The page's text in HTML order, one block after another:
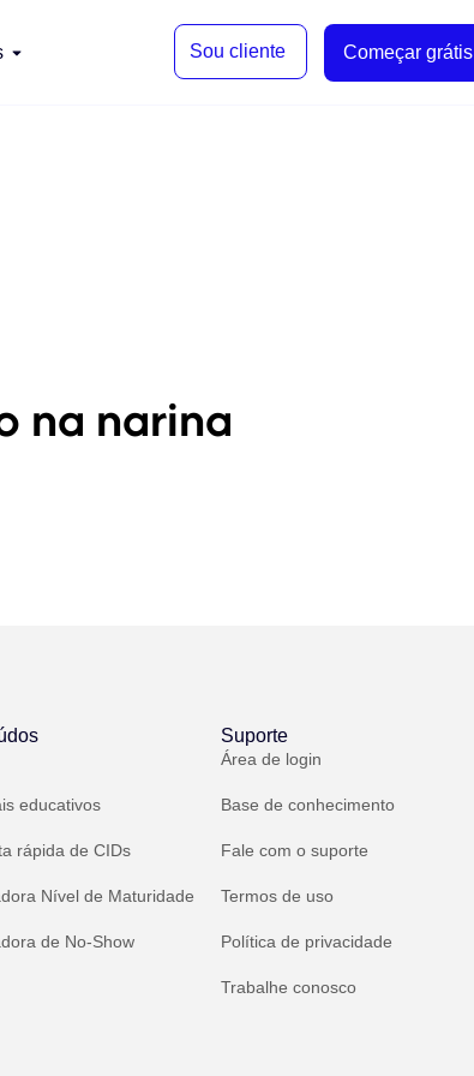
Sou cliente Começar grátis
na narina
educativos
rápida de CIDs
Nível de Maturidade
de No-Show
Suporte
Área de login
Base de conhecimento
Fale com o suporte
Termos de uso
Política de privacidade
Trabalhe conosco